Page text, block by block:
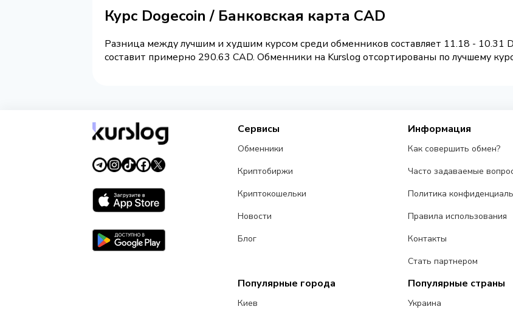
Курс Dogecoin / Банковская карта CAD
Разница между лучшим и худшим курсом среди обменников составляет 11.18 - 10.31
составит примерно 290.63 CAD. Обменники на Kurslog отсортированы по лучшему
Сервисы
Обменники
Криптобиржи
Криптокошельки
Новости
Блог
Информация
Как совершить обмен?
Часто задаваемые
Политика
Правила использования
Контакты
Стать партнером
Популярные города
Киев
Популярные страны
Украина